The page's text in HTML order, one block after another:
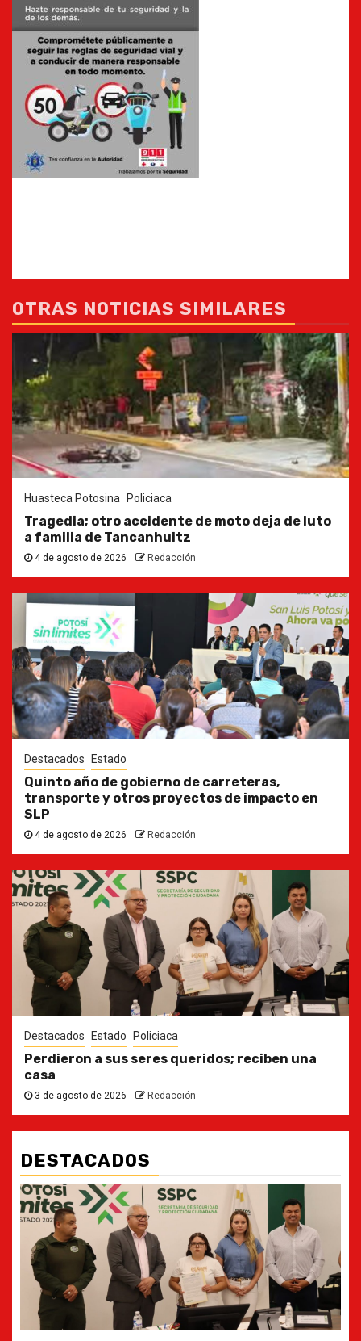
OTRAS NOTICIAS SIMILARES
Huasteca Potosina Policiaca
Tragedia; otro accidente de moto deja de luto
a familia de Tancanhuitz
4 de agosto de 2026 Redacción
Destacados Estado
Quinto año de gobierno de carreteras,
transporte y otros proyectos de impacto en
SLP
4 de agosto de 2026 Redacción
Destacados Estado Policiaca
Perdieron a sus seres queridos; reciben una
casa
3 de agosto de 2026 Redacción
DESTACADOS